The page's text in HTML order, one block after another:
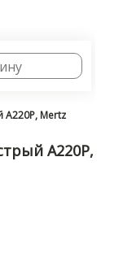
Mertz
A220P,